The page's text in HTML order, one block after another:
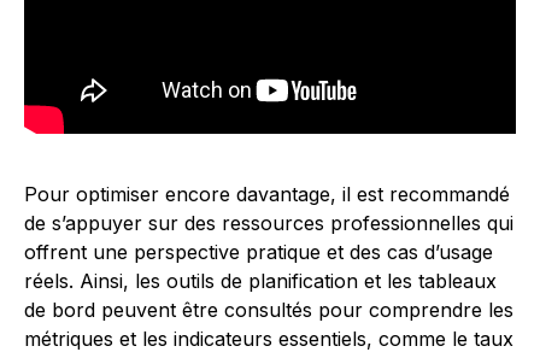
Pour optimiser encore davantage, il est recommandé
de s’appuyer sur des ressources professionnelles qui
offrent une perspective pratique et des cas d’usage
réels. Ainsi, les outils de planification et les tableaux
de bord peuvent être consultés pour comprendre les
métriques et les indicateurs essentiels, comme le taux